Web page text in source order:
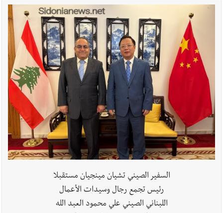
البطولة
أخبار صيدا
مؤسسة مياه لبنان الجنوبي : انخفاض التغذية بالمياه
في صيدا نتيجة الانقطاع المتكرر لخط الخدمات الكهربائي
أخبار لبنان قراءات ومستجدات ومواقف في لبنان والمنطقة -
الجمعة 7-8-2026: مفاوضات متعثّرة في روما؟ | عون: علينا
الاستمرار بمسار التفاوض؟ واشنطن لتل أبيب: الحزب لم يخرق؟ |
فضيحة نقص السلاح تكبر؟ إيران - عمان : اتفاق هرمز على السكة ؟
مفكرة النشاطات الرسمية المقررة في لبنان ليوم الجمعة
السفير الصيني تشيان مينجيان مستقبلا
رئيس تجمع رجال وسيدات الأعمال
اللبناني الصيني علي محمود العبد الله